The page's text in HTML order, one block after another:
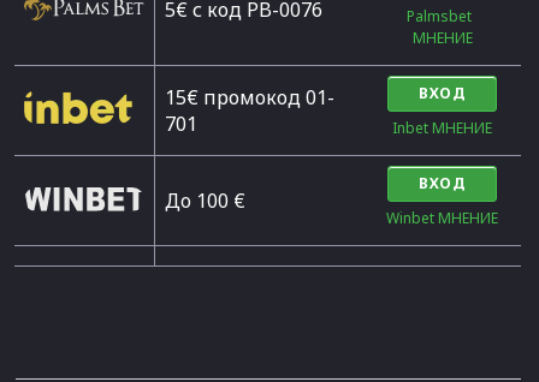
5€ с код PB-0076
Palmsbet
МНЕНИЕ
15€ промокод 01-
701
ВХОД
Inbet МНЕНИЕ
До 100 €
ВХОД
Winbet МНЕНИЕ